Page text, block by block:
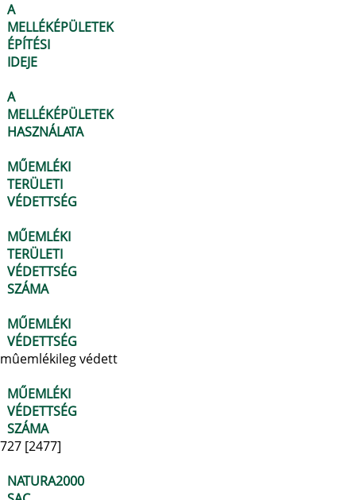
A
MELLÉKÉPÜLETEK
ÉPÍTÉSI
IDEJE
A
MELLÉKÉPÜLETEK
HASZNÁLATA
MŰEMLÉKI
TERÜLETI
VÉDETTSÉG
MŰEMLÉKI
TERÜLETI
VÉDETTSÉG
SZÁMA
MŰEMLÉKI
VÉDETTSÉG
mûemlékileg védett
MŰEMLÉKI
VÉDETTSÉG
SZÁMA
727 [2477]
NATURA2000